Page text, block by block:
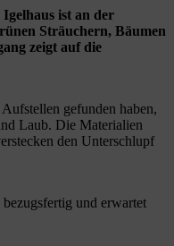
Igelhaus ist an der
Sträuchern, Bäumen
zeigt auf die
gefunden haben,
Laub. Die Materialien
den Unterschlupf
und erwartet